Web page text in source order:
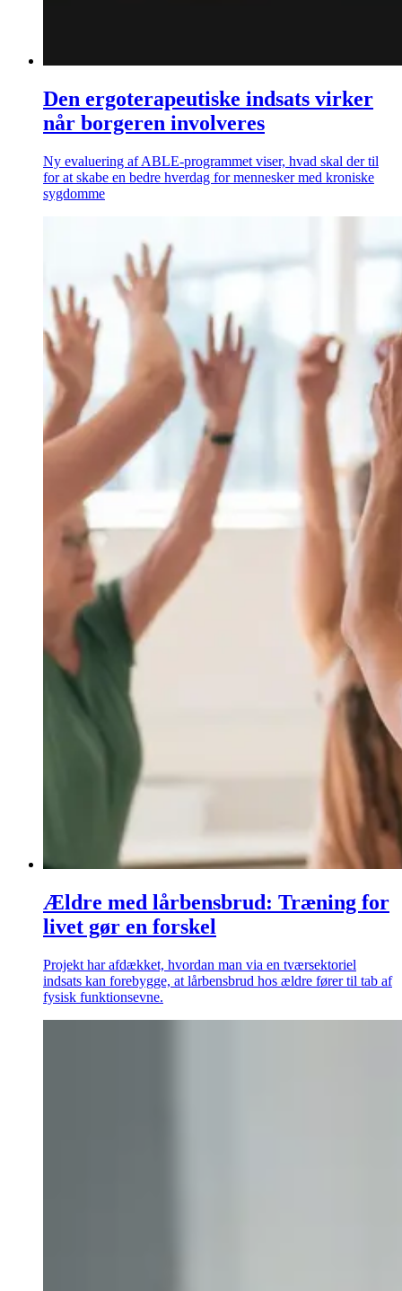
Den ergoterapeutiske indsats virker
når borgeren involveres
Ny evaluering af ABLE-programmet viser, hvad skal der til
for at skabe en bedre hverdag for mennesker med kroniske
sygdomme
Ældre med lårbensbrud: Træning for
livet gør en forskel
Projekt har afdækket, hvordan man via en tværsektoriel
indsats kan forebygge, at lårbensbrud hos ældre fører til tab af
fysisk funktionsevne.